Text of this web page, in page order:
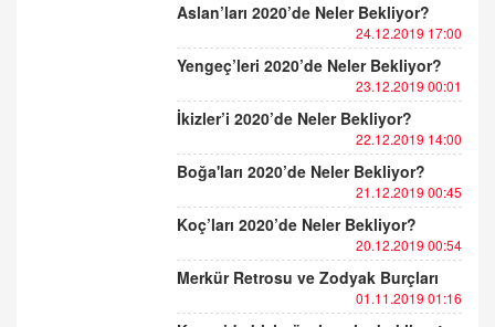
Aslan’ları 2020’de Neler Bekliyor?
24.12.2019 17:00
Yengeç’leri 2020’de Neler Bekliyor?
23.12.2019 00:01
İkizler’i 2020’de Neler Bekliyor?
22.12.2019 14:00
Boğa'ları 2020’de Neler Bekliyor?
21.12.2019 00:45
Koç’ları 2020’de Neler Bekliyor?
20.12.2019 00:54
Merkür Retrosu ve Zodyak Burçları
01.11.2019 01:16